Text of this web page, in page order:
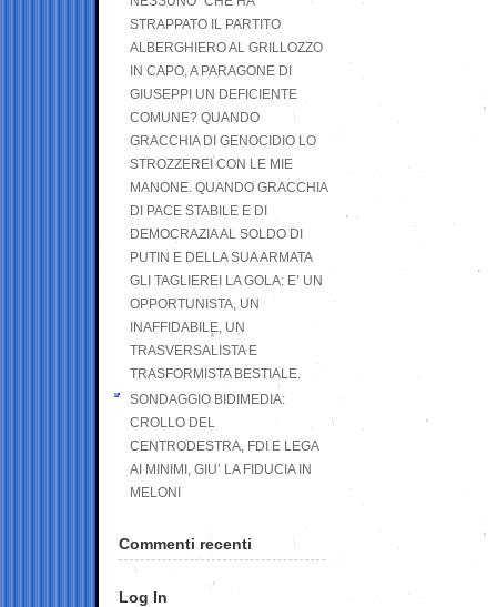
STRAPPATO IL PARTITO
ALBERGHIERO AL GRILLOZZO
IN CAPO, A PARAGONE DI
GIUSEPPI UN DEFICIENTE
COMUNE? QUANDO
GRACCHIA DI GENOCIDIO LO
STROZZEREI CON LE MIE
MANONE. QUANDO GRACCHIA
DI PACE STABILE E DI
DEMOCRAZIA AL SOLDO DI
PUTIN E DELLA SUA ARMATA
GLI TAGLIEREI LA GOLA: E’ UN
OPPORTUNISTA, UN
INAFFIDABILE, UN
TRASVERSALISTA E
TRASFORMISTA BESTIALE.
SONDAGGIO BIDIMEDIA:
CROLLO DEL
CENTRODESTRA, FDI E LEGA
AI MINIMI, GIU’ LA FIDUCIA IN
MELONI
Commenti recenti
Log In